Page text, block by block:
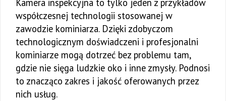
Kamera inspekcyjna to tylko jeden z przykładów
współczesnej technologii stosowanej w
zawodzie kominiarza. Dzięki zdobyczom
technologicznym doświadczeni i profesjonalni
kominiarze mogą dotrzeć bez problemu tam,
gdzie nie sięga ludzkie oko i inne zmysły. Podnosi
to znacząco zakres i jakość oferowanych przez
nich usług.